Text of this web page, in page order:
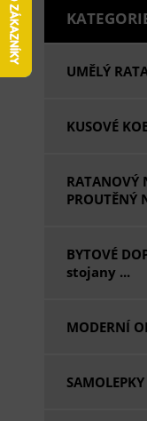
UMĚLÝ
KUSOVÉ
RATANOVÝ
PROUTĚNÝ
BYTOVÉ
stojany ...
MODERNÍ